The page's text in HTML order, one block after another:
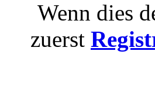
Wenn dies
zuerst